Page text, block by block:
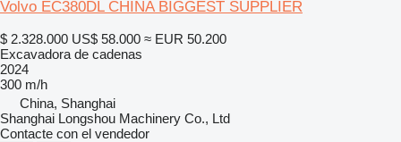
Volvo EC380DL CHINA BIGGEST SUPPLIER
$ 2.328.000 US$ 58.000 ≈ EUR 50.200
Excavadora de cadenas
2024
300 m/h
China, Shanghai
Shanghai Longshou Machinery Co., Ltd
Contacte con el vendedor